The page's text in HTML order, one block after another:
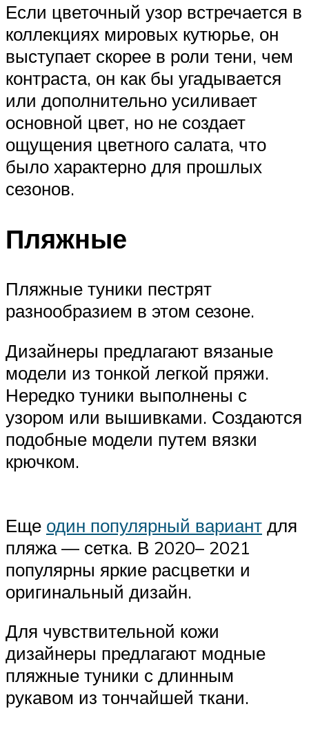
Если цветочный узор встречается в
коллекциях мировых кутюрье, он
выступает скорее в роли тени, чем
контраста, он как бы угадывается
или дополнительно усиливает
основной цвет, но не создает
ощущения цветного салата, что
было характерно для прошлых
сезонов.
Пляжные
Пляжные туники пестрят
разнообразием в этом сезоне.
Дизайнеры предлагают вязаные
модели из тонкой легкой пряжи.
Нередко туники выполнены с
узором или вышивками. Создаются
подобные модели путем вязки
крючком.
Еще один популярный вариант для
пляжа — сетка. В 2020– 2021
популярны яркие расцветки и
оригинальный дизайн.
Для чувствительной кожи
дизайнеры предлагают модные
пляжные туники с длинным
рукавом из тончайшей ткани.